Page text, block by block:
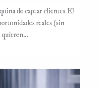
de captar clientes El
reales (sin
quieren…